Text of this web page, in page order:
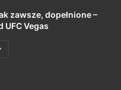
zawsze, dopełnione –
Vegas
Następna